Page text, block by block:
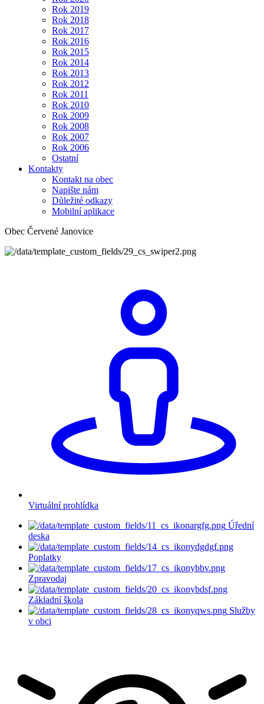
Rok 2019
Rok 2018
Rok 2017
Rok 2016
Rok 2015
Rok 2014
Rok 2013
Rok 2012
Rok 2011
Rok 2010
Rok 2009
Rok 2008
Rok 2007
Rok 2006
Ostatní
Kontakty
Kontakt na obec
Napište nám
Důležité odkazy
Mobilní aplikace
Obec Červené Janovice
Virtuální prohlídka
Úřední
deska
Poplatky
Zpravodaj
Základní škola
Služby
v obci